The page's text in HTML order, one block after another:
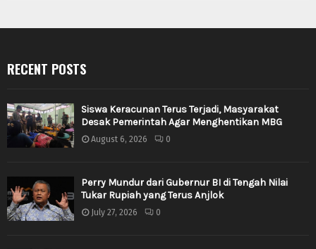
RECENT POSTS
Siswa Keracunan Terus Terjadi, Masyarakat
Desak Pemerintah Agar Menghentikan MBG
August 6, 2026 0
Perry Mundur dari Gubernur BI di Tengah Nilai
Tukar Rupiah yang Terus Anjlok
July 27, 2026 0